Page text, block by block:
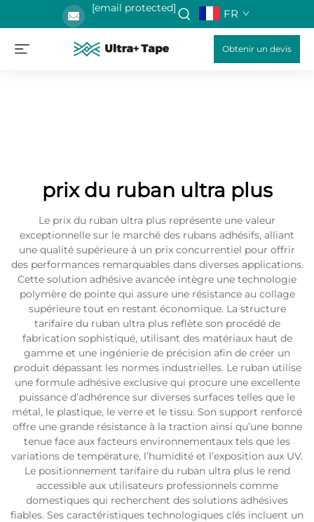
[email protected] FR
Obtenir un devis
prix du ruban ultra plus
Le prix du ruban ultra plus représente une valeur
exceptionnelle sur le marché des rubans adhésifs, alliant
une qualité supérieure à un prix concurrentiel pour offrir
des performances remarquables dans diverses applications.
Cette solution adhésive avancée intègre une technologie
polymère de pointe qui assure une résistance au collage
supérieure tout en restant économique. La structure
tarifaire du ruban ultra plus reflète son procédé de
fabrication sophistiqué, utilisant des matériaux haut de
gamme et une ingénierie de précision afin de créer un
produit dépassant les normes industrielles. Le ruban utilise
une formule adhésive exclusive qui procure une excellente
puissance d’adhérence sur diverses surfaces telles que le
métal, le plastique, le verre et le tissu. Son support renforcé
offre une grande résistance à la traction ainsi qu’une bonne
tenue face aux facteurs environnementaux tels que les
variations de température, l’humidité et l’exposition aux UV.
Le positionnement tarifaire du ruban ultra plus le rend
accessible aux utilisateurs professionnels comme
domestiques qui recherchent des solutions adhésives
fiables. Ses caractéristiques technologiques clés incluent un